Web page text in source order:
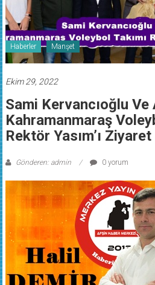
Haberler Manşet
Ekim 29, 2022
Sami Kervancıoğlu Ve
Kahramanmaraş
Rektör Yasım’ı
Gönderen: admin 0 yorum